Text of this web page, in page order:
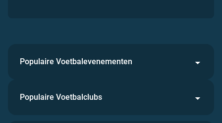
Populaire Voetbalevenementen
Populaire Voetbalclubs